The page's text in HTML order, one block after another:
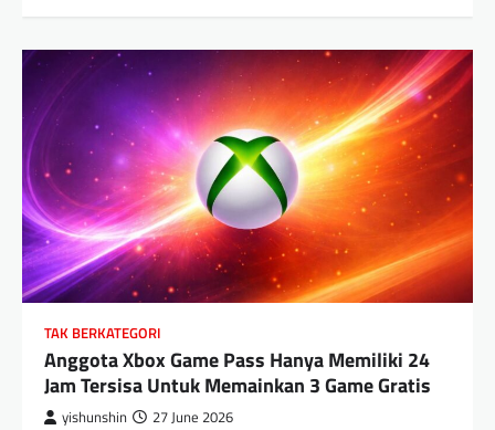
TAK BERKATEGORI
Anggota Xbox Game Pass Hanya Memiliki 24
Jam Tersisa Untuk Memainkan 3 Game Gratis
yishunshin 27 June 2026